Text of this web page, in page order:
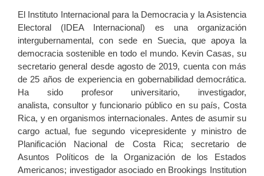
El Instituto Internacional para la Democracia y la Asistencia
Electoral (IDEA Internacional) es una organización
intergubernamental, con sede en Suecia, que apoya la
democracia sostenible en todo el mundo. Kevin Casas, su
secretario general desde agosto de 2019, cuenta con más
de 25 años de experiencia en gobernabilidad democrática.
Ha sido profesor universitario, investigador,
analista, consultor y funcionario público en su país, Costa
Rica, y en organismos internacionales. Antes de asumir su
cargo actual, fue segundo vicepresidente y ministro de
Planificación Nacional de Costa Rica; secretario de
Asuntos Políticos de la Organización de los Estados
Americanos; investigador asociado en Brookings Institution